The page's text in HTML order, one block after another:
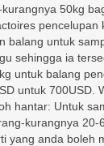
50kg
pencelupan
balang untuk
sehingga ia
untuk balang
untuk 700USD.
hantar: Untuk
kurangnya 20-
yang anda boleh